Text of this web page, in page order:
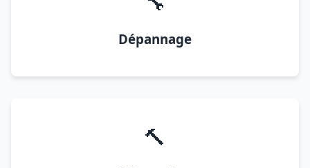
Dépannage
🔨